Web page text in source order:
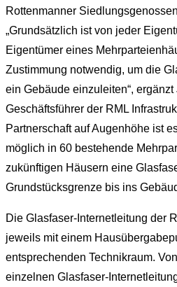
Rottenmanner
„Grundsätzlich ist von jeder
Eigentümer eines
Zustimmung notwendig, um die
ein Gebäude einzuleiten“,
Geschäftsführer der RML
Partnerschaft auf Augenhöhe ist
möglich in 60 bestehende
zukünftigen Häusern eine
Grundstücksgrenze bis ins
Die Glasfaser-Internetleitung der
jeweils mit einem
entsprechenden Technikraum.
einzelnen Glasfaser-